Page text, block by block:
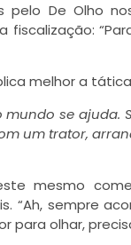
De Olho
fiscalização:
melhor a
se ajuda.
um trator,
mesmo
“Ah, sempre
olhar,